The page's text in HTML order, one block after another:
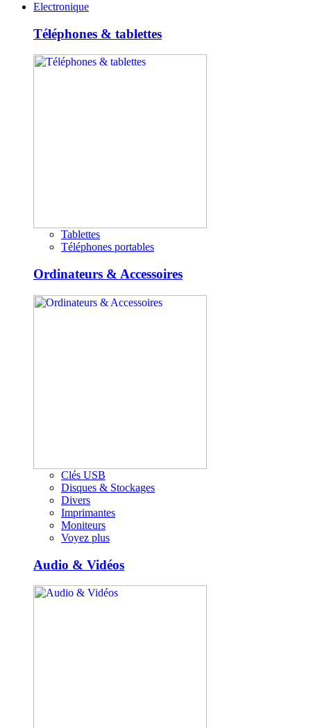
Electronique
Téléphones & tablettes
Tablettes
Téléphones portables
Ordinateurs & Accessoires
Clés USB
Disques & Stockages
Divers
Imprimantes
Moniteurs
Voyez plus
Audio & Vidéos